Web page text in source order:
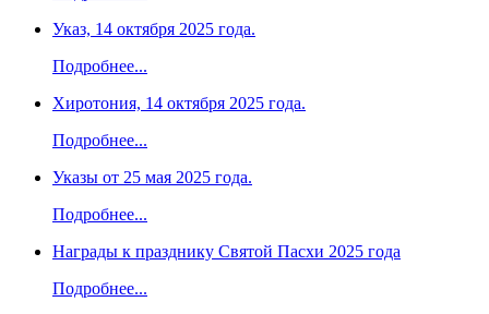
Указ, 14 октября 2025 года.
Подробнее...
Хиротония, 14 октября 2025 года.
Подробнее...
Указы от 25 мая 2025 года.
Подробнее...
Награды к празднику Святой Пасхи 2025 года
Подробнее...